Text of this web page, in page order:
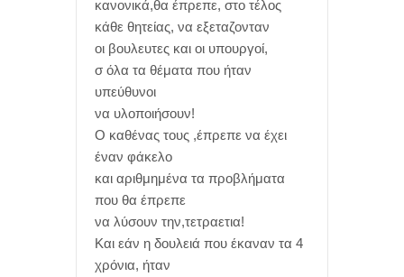
κανονικά,θα έπρεπε, στο τέλος
κάθε θητείας, να εξεταζονταν
οι βουλευτες και οι υπουργοί,
σ όλα τα θέματα που ήταν
υπεύθυνοι
να υλοποιήσουν!
Ο καθένας τους ,έπρεπε να έχει
έναν φάκελο
και αριθμημένα τα προβλήματα
που θα έπρεπε
να λύσουν την,τετραετια!
Και εάν η δουλειά που έκαναν τα 4
χρόνια, ήταν